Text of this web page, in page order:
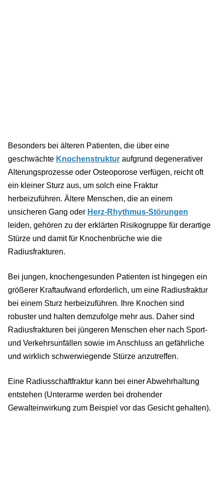
Besonders bei älteren Patienten, die über eine
geschwächte Knochenstruktur aufgrund degenerativer
Alterungsprozesse oder Osteoporose verfügen, reicht oft
ein kleiner Sturz aus, um solch eine Fraktur
herbeizuführen. Ältere Menschen, die an einem
unsicheren Gang oder Herz-Rhythmus-Störungen
leiden, gehören zu der erklärten Risikogruppe für derartige
Stürze und damit für Knochenbrüche wie die
Radiusfrakturen.
Bei jungen, knochengesunden Patienten ist hingegen ein
größerer Kraftaufwand erforderlich, um eine Radiusfraktur
bei einem Sturz herbeizuführen. Ihre Knochen sind
robuster und halten demzufolge mehr aus. Daher sind
Radiusfrakturen bei jüngeren Menschen eher nach Sport-
und Verkehrsunfällen sowie im Anschluss an gefährliche
und wirklich schwerwiegende Stürze anzutreffen.
Eine Radiusschaftfraktur kann bei einer Abwehrhaltung
entstehen (Unterarme werden bei drohender
Gewalteinwirkung zum Beispiel vor das Gesicht gehalten).